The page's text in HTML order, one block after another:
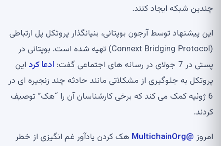
چندین شبکه ایجاد کنند.
این پیشنهاد توسط آرجون بوپتانی، بنیانگذار پروتکل پل ارتباطی
(Connext Bridging Protocol) تهیه شده است. بوپتانی در
پستی در 7 جولای در رسانه های اجتماعی گفت:
ادعا کرد این
پروتکل به جلوگیری از مشکلاتی مانند حادثه چند زنجیره ای در
6 ژوئیه کمک می کند که برخی کارشناسان آن را “هک” توصیف
کردند.
امروز @MultichainOrg
هک کردن یادآور غم انگیزی از خطر